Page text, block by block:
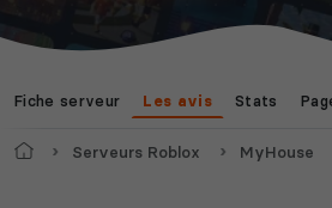
Fiche serveur Les avis Stats
AccueilServeurs Roblox MyHouse